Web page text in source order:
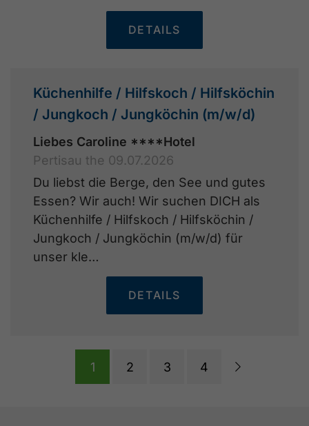
DETAILS
Küchenhilfe / Hilfskoch / Hilfsköchin
/ Jungkoch / Jungköchin (m/w/d)
Liebes Caroline ****Hotel
Pertisau the 09.07.2026
Du liebst die Berge, den See und gutes
Essen? Wir auch! Wir suchen DICH als
Küchenhilfe / Hilfskoch / Hilfsköchin /
Jungkoch / Jungköchin (m/w/d) für
unser kle…
DETAILS
1 2 3 4